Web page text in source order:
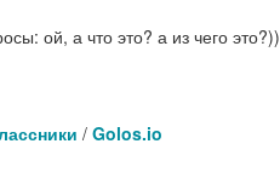
ой, а что это? а из чего это?))
/ Golos.io